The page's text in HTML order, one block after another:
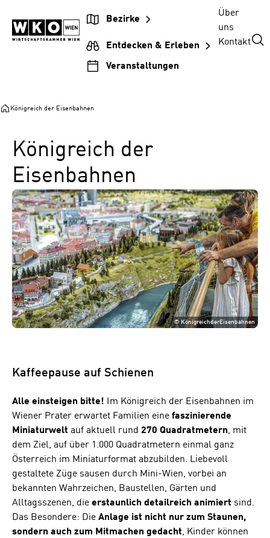
Inhalt
springen
Hauptnavigation
springen
Footer
springen
Bezirke
Entdecken & Erleben
Veranstaltungen
Über
uns
Kontakt
Königreich der Eisenbahnen
Königreich der
Eisenbahnen
© KönigreichderEisenbahnen
Kaffeepause auf Schienen
Alle einsteigen bitte!
Im Königreich der Eisenbahnen im
Wiener Prater erwartet Familien eine faszinierende
Miniaturwelt auf aktuell rund 270 Quadratmetern, mit
dem Ziel, auf über 1.000 Quadratmetern einmal ganz
Österreich im Miniaturformat abzubilden. Liebevoll
gestaltete Züge sausen durch Mini-Wien, vorbei an
bekannten Wahrzeichen, Baustellen, Gärten und
Alltagsszenen, die erstaunlich detailreich animiert sind.
Das Besondere: Die Anlage ist nicht nur zum Staunen,
sondern auch zum Mitmachen gedacht, Kinder können